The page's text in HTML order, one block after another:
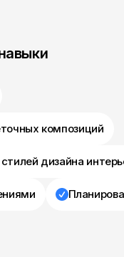
композиций
дизайна